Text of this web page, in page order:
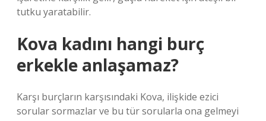
tutku yaratabilir.
Kova kadını hangi burç
erkekle anlaşamaz?
Karşı burçların karşısındaki Kova, ilişkide ezici
sorular sormazlar ve bu tür sorularla ona gelmeyi